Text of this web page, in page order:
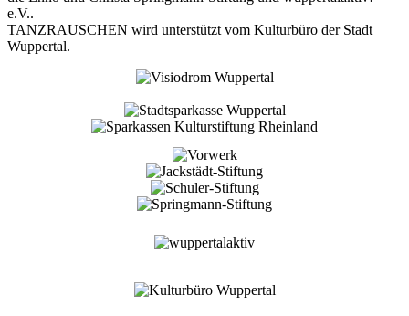
e.V..
TANZRAUSCHEN wird unterstützt vom Kulturbüro der Stadt
Wuppertal.